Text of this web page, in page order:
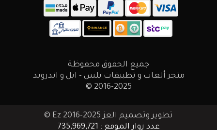
جميع الحقوق محفوظة
متجر ألعاب و تطبيقات بلس - ابل و اندرويد
2016-2025 ©
تطوير وتصميم العز Ez 2016-2025 ©
عدد زوار الموقع : 735,969,721